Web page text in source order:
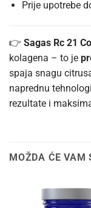
Prije upotrebe
👉 Sagas Rc 21
kolagena – to je
spaja snagu
naprednu
rezultate i
MOŽDA ĆE VAM